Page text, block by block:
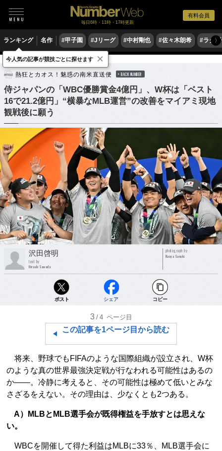
有料会員
毎日6時・11時・17時更新
ランキング 名作 #甲子園 #Jリーグ #中村剛也 #佐々木朗希 #ラグ〉
野球 プロ野球 侍ジャパン
熱狂とカオス！魅惑の南米直送便 BACK NUMBER
侍ジャパンの「WBC優勝賞金4億円」、W杯は「ベスト
16で21.2億円」“横暴なMLB運営”の改善をマイアミ現地
観戦後に願う
沢田啓明
text by
Hiroaki Sawada
photograph by
Naoya Sanuki
ポスト シェア コピー
3 /4 ページ目
この記事を1ページ目から読む
将来、野球でもFIFAのような国際組織が設立され、W杯
のような真の世界最強決定戦が行なわれる可能性はあるの
か――。冷静に考えると、その可能性は極めて低いとみな
さざるをえない。その理由は、少なくとも2つある。
A）MLBとMLB選手会が既得権益を手放すとは思えな
い。
WBCを開催して得た利益はMLBに33％、MLB選手会に
今人気の記事が競技ごとに探せます ×